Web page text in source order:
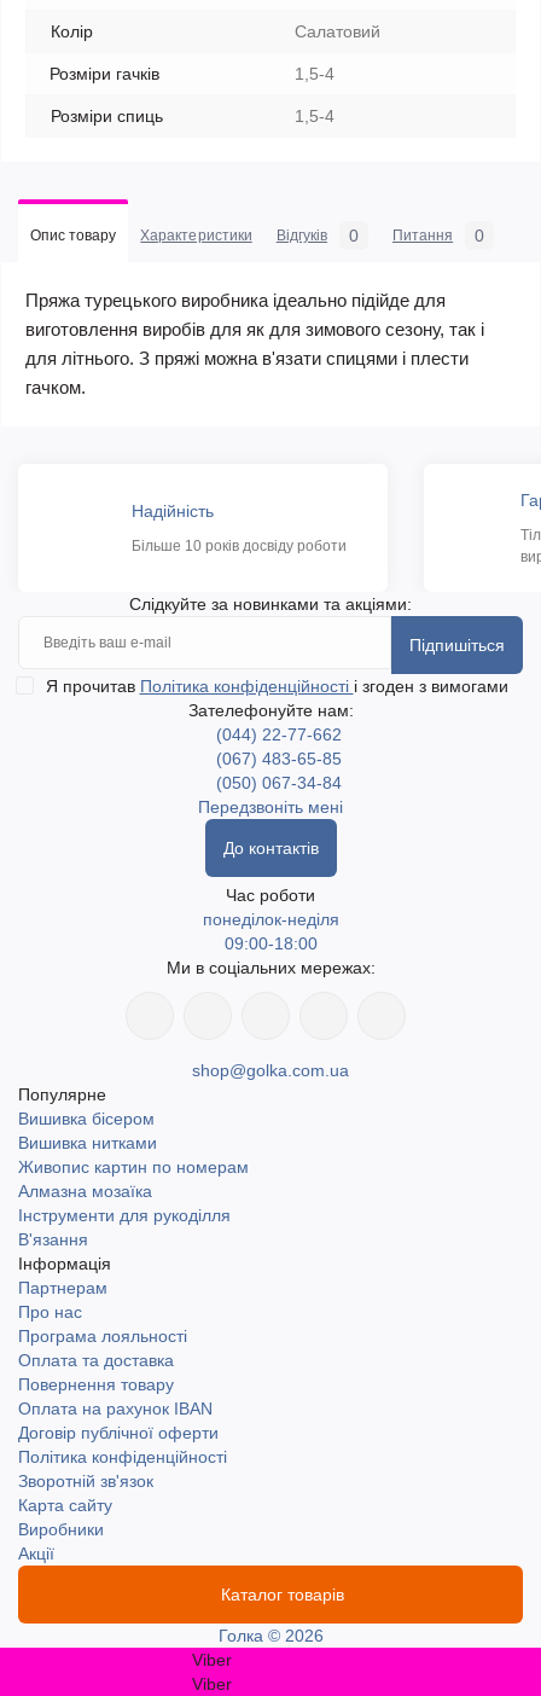
Колір Салатовий
Розміри гачків 1,5-4
Розміри спиць 1,5-4
Опис товару Характеристики Відгуків 0 Питання 0
Пряжа турецького виробника ідеально підійде для
виготовлення виробів для як для зимового сезону, так і
для літнього. З пряжі можна в'язати спицями і плести
гачком.
Надійність
Більше 10 років досвіду роботи
Слідкуйте за новинками та акціями:
Підпишіться
Я прочитав Політика конфіденційності і згоден з вимогами
Зателефонуйте нам:
(044) 22-77-662
(067) 483-65-85
(050) 067-34-84
Передзвоніть мені
До контактів
Час роботи
понеділок-неділя
09:00-18:00
Ми в соціальних мережах:
shop@golka.com.ua
Популярне
Вишивка бісером
Вишивка нитками
Живопис картин по номерам
Алмазна мозаїка
Інструменти для рукоділля
В'язання
Інформація
Партнерам
Про нас
Програма лояльності
Оплата та доставка
Повернення товару
Оплата на рахунок IBAN
Договір публічної оферти
Політика конфіденційності
Зворотній зв'язок
Карта сайту
Виробники
Акції
Каталог товарів
Голка © 2026
Viber
Viber